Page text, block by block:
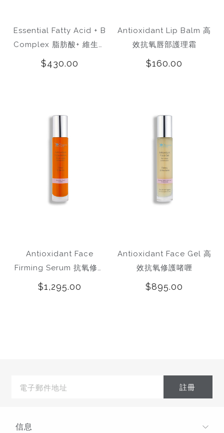
Ultra 5
NMN 5 復活
2.5% 晚間修護
Essential Fatty Acid + B
Complex 脂肪酸+ 維生素
B複合補充劑
$430.00
Antioxidant Lip Balm 高
效抗氧唇部護理霜
$160.00
Antioxidant Face
Firming Serum 抗氧修護
緊膚精華素
$1,295.00
Antioxidant Face Gel 高
效抗氧修護啫喱
$895.00
址信息